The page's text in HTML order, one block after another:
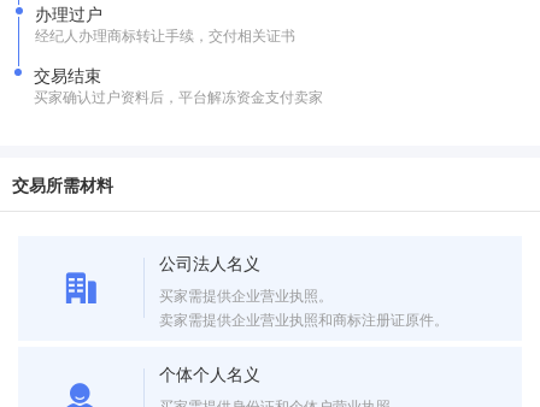
办理过户
经纪人办理商标转让手续，交付相关证书
交易结束
买家确认过户资料后，平台解冻资金支付卖家
交易所需材料
公司法人名义
买家需提供企业营业执照。
卖家需提供企业营业执照和商标注册证原件。
个体个人名义